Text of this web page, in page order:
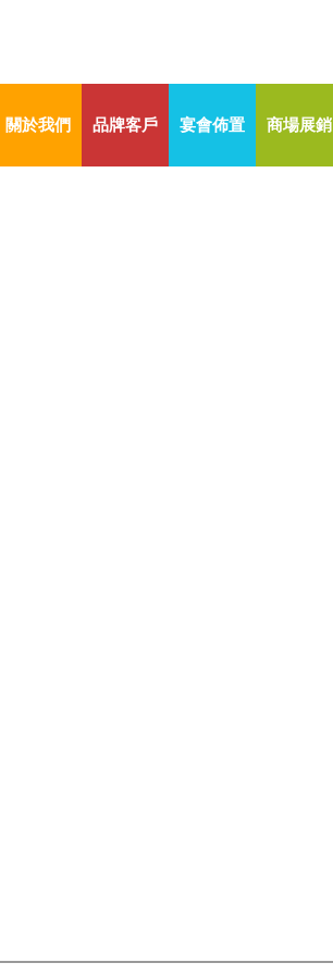
關於我們 品牌客戶 宴會佈置 商場展銷